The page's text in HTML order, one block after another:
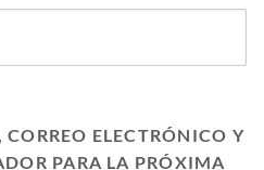
ELECTRÓNICO Y
PARA LA PRÓXIMA